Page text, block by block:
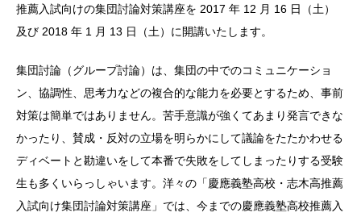
推薦入試向けの集団討論対策講座を 2017 年 12 月 16 日（土）
及び 2018 年 1 月 13 日（土）に開講いたします。
集団討論（グループ討論）は、集団の中でのコミュニケーショ
ン、協調性、思考力などの複合的な能力を必要とするため、事前
対策は簡単ではありません。苦手意識が強くてあまり発言できな
かったり、賛成・反対の立場を明らかにして議論をたたかわせる
ディベートと勘違いをして本番で失敗をしてしまったりする受験
生も多くいらっしゃいます。洋々の「慶應義塾高校・志木高推薦
入試向け集団討論対策講座」では、今までの慶應義塾高校推薦入